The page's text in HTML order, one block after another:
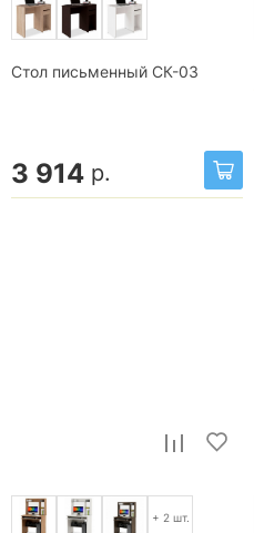
Стол письменный СК-03
3 914 р.
+ 2 шт.